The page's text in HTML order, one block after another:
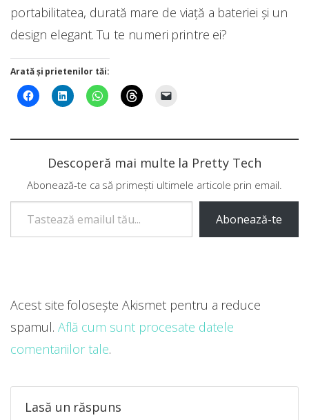
portabilitatea, durată mare de viață a bateriei și un
design elegant. Tu te numeri printre ei?
Arată și prietenilor tăi:
Descoperă mai multe la Pretty Tech
Abonează-te ca să primești ultimele articole prin email.
Tastează emailul tău...
Abonează-te
Lasă un răspuns
Acest site folosește Akismet pentru a reduce
spamul. Află cum sunt procesate datele
comentariilor tale.